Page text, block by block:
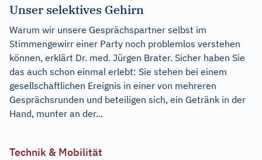
Unser selektives Gehirn
Warum wir unsere Gesprächspartner selbst im
Stimmengewirr einer Party noch problemlos verstehen
können, erklärt Dr. med. Jürgen Brater. Sicher haben Sie
das auch schon einmal erlebt: Sie stehen bei einem
gesellschaftlichen Ereignis in einer von mehreren
Gesprächsrunden und beteiligen sich, ein Getränk in der
Hand, munter an der...
Technik & Mobilität